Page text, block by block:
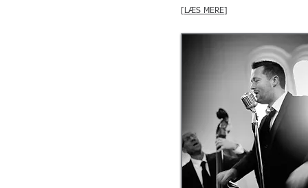
LÆS MERE